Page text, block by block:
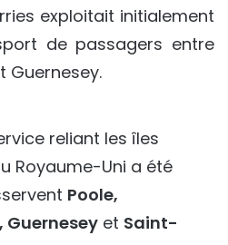
exploitait initialement
de passagers entre
Guernesey.
reliant les îles
Royaume-Uni a été
Poole,
Guernesey et Saint-